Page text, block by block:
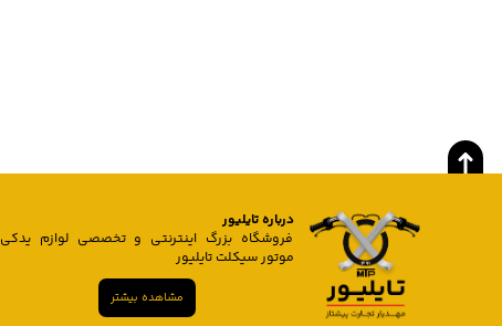
درباره تایلیور
فروشگاه بزرگ اینترنتی و تخصصی لوازم یدکی
موتور سیکلت تایلیور
مشاهده بیشتر